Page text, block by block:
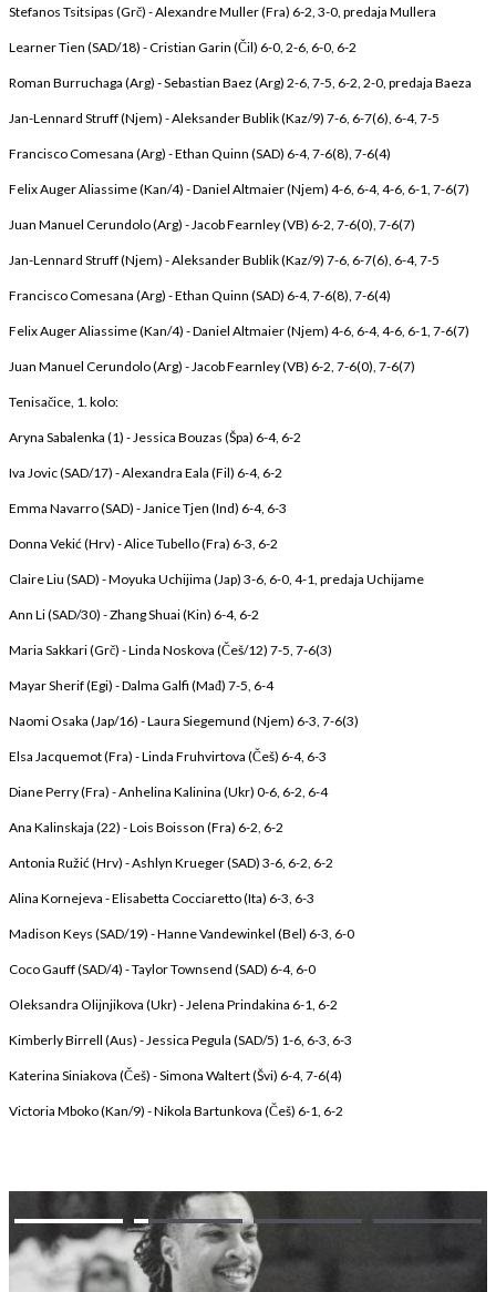
Stefanos Tsitsipas (Grč) - Alexandre Muller (Fra) 6-2, 3-0, predaja Mullera
Learner Tien (SAD/18) - Cristian Garin (Čil) 6-0, 2-6, 6-0, 6-2
Roman Burruchaga (Arg) - Sebastian Baez (Arg) 2-6, 7-5, 6-2, 2-0, predaja Baeza
Jan-Lennard Struff (Njem) - Aleksander Bublik (Kaz/9) 7-6, 6-7(6), 6-4, 7-5
Francisco Comesana (Arg) - Ethan Quinn (SAD) 6-4, 7-6(8), 7-6(4)
Felix Auger Aliassime (Kan/4) - Daniel Altmaier (Njem) 4-6, 6-4, 4-6, 6-1, 7-6(7)
Juan Manuel Cerundolo (Arg) - Jacob Fearnley (VB) 6-2, 7-6(0), 7-6(7)
Jan-Lennard Struff (Njem) - Aleksander Bublik (Kaz/9) 7-6, 6-7(6), 6-4, 7-5
Francisco Comesana (Arg) - Ethan Quinn (SAD) 6-4, 7-6(8), 7-6(4)
Felix Auger Aliassime (Kan/4) - Daniel Altmaier (Njem) 4-6, 6-4, 4-6, 6-1, 7-6(7)
Juan Manuel Cerundolo (Arg) - Jacob Fearnley (VB) 6-2, 7-6(0), 7-6(7)
Tenisačice, 1. kolo:
Aryna Sabalenka (1) - Jessica Bouzas (Špa) 6-4, 6-2
Iva Jovic (SAD/17) - Alexandra Eala (Fil) 6-4, 6-2
Emma Navarro (SAD) - Janice Tjen (Ind) 6-4, 6-3
Donna Vekić (Hrv) - Alice Tubello (Fra) 6-3, 6-2
Claire Liu (SAD) - Moyuka Uchijima (Jap) 3-6, 6-0, 4-1, predaja Uchijame
Ann Li (SAD/30) - Zhang Shuai (Kin) 6-4, 6-2
Maria Sakkari (Grč) - Linda Noskova (Češ/12) 7-5, 7-6(3)
Mayar Sherif (Egi) - Dalma Galfi (Mađ) 7-5, 6-4
Naomi Osaka (Jap/16) - Laura Siegemund (Njem) 6-3, 7-6(3)
Elsa Jacquemot (Fra) - Linda Fruhvirtova (Češ) 6-4, 6-3
Diane Perry (Fra) - Anhelina Kalinina (Ukr) 0-6, 6-2, 6-4
Ana Kalinskaja (22) - Lois Boisson (Fra) 6-2, 6-2
Antonia Ružić (Hrv) - Ashlyn Krueger (SAD) 3-6, 6-2, 6-2
Alina Kornejeva - Elisabetta Cocciaretto (Ita) 6-3, 6-3
Madison Keys (SAD/19) - Hanne Vandewinkel (Bel) 6-3, 6-0
Coco Gauff (SAD/4) - Taylor Townsend (SAD) 6-4, 6-0
Oleksandra Olijnjikova (Ukr) - Jelena Prindakina 6-1, 6-2
Kimberly Birrell (Aus) - Jessica Pegula (SAD/5) 1-6, 6-3, 6-3
Katerina Siniakova (Češ) - Simona Waltert (Švi) 6-4, 7-6(4)
Victoria Mboko (Kan/9) - Nikola Bartunkova (Češ) 6-1, 6-2